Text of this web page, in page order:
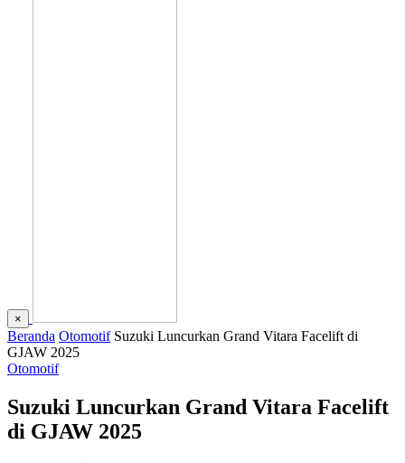
×
Beranda Otomotif Suzuki Luncurkan Grand Vitara Facelift di
GJAW 2025
Otomotif
Suzuki Luncurkan Grand Vitara Facelift
di GJAW 2025